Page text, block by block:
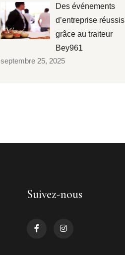
Des événements
d’entreprise réussis
grâce au traiteur
Bey961
septembre 25, 2025
Suivez-nous